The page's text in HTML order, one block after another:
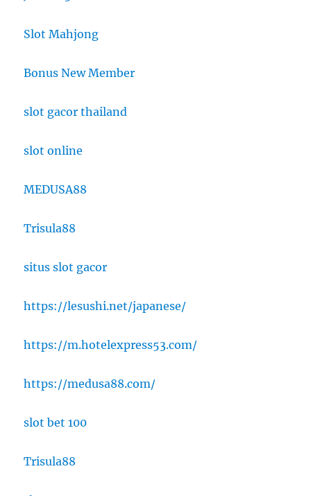
Slot Mahjong
Bonus New Member
slot gacor thailand
slot online
MEDUSA88
Trisula88
situs slot gacor
https://lesushi.net/japanese/
https://m.hotelexpress53.com/
https://medusa88.com/
slot bet 100
Trisula88